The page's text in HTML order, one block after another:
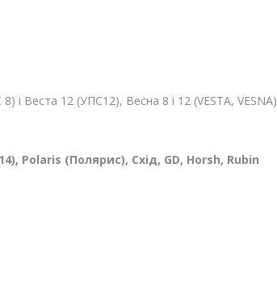
і Веста 12 (УПС12), Весна 8 і 12 (VESTA, VESNA)
Polaris (Полярис), Схід, GD, Horsh, Rubin